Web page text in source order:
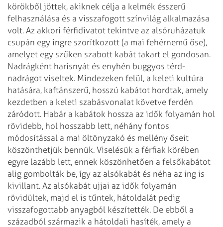
körökből jöttek, akiknek célja a kelmék ésszerű
felhasználása és a visszafogott színvilág alkalmazása
volt. Az akkori férfidivatot tekintve az alsóruházatuk
csupán egy ingre szorítkozott (a mai fehérnemű őse),
amelyet egy szűken sza­bott kabát takart el gondosan.
Nadrágként harisnyát és enyhén buggyos térd­­
nadrágot viseltek. Mindezeken felül, a keleti kultúra
hatására, kaftánszerű, hosszú kabátot hordtak, amely
kezdetben a keleti szabásvonalat követve ferdén
záródott. Habár a kabátok hossza az idők folyamán hol
rövidebb, hol hosszabb lett, néhány fontos
módosítással a mai öltönyzakó és mellény őseit
köszönthetjük bennük. Viselésük a férfiak körében
egyre lazább lett, ennek köszönhetően a felsőkabátot
alig gombolták be, így az alsókabát és néha az ing is
kivillant. Az alsókabát ujjai az idők folyamán
rövidültek, majd el is tűntek, hátoldalát pedig
visszafogottabb anyagból készítették. De ebből a
századból származik a hátoldali hasíték, amely a